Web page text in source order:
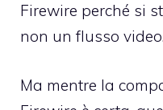
Firewire perché si
non un flusso video.
Ma mentre la